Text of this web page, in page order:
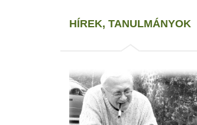
HÍREK, TANULMÁNYOK